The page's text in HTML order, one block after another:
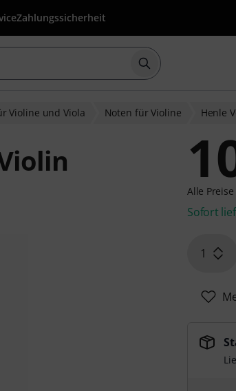
Zahlungssicherheit
Suche mit
Violine und Viola Noten für Violine Henle
Alle
Sofort
1